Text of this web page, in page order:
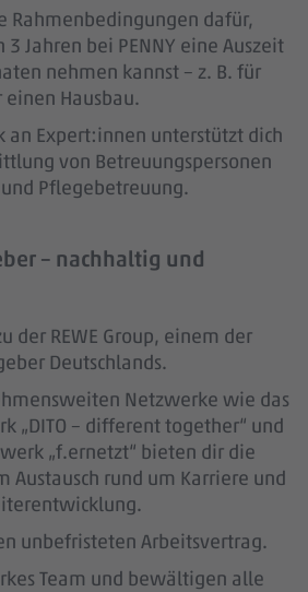
Rahmenbedingungen dafür,
3 Jahren bei PENNY eine Auszeit
nehmen kannst – z. B. für
einen Hausbau.
an Expert:innen unterstützt dich
von Betreuungspersonen
Pflegebetreuung.
– nachhaltig und
der REWE Group, einem der
Deutschlands.
Netzwerke wie das
„DITO – different together“ und
„f.ernetzt“ bieten dir die
Austausch rund um Karriere und
unbefristeten Arbeitsvertrag.
Team und bewältigen alle